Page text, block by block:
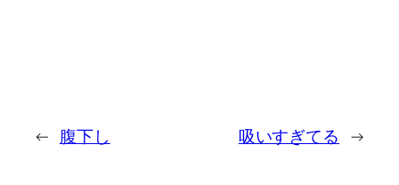
← 腹下し 吸いすぎてる →